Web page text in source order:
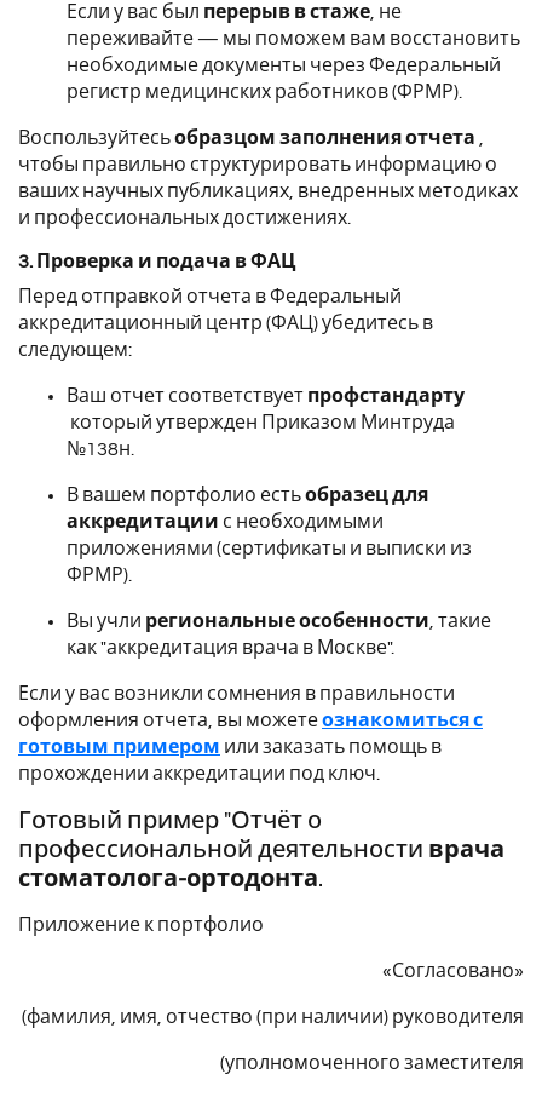
Если у вас был перерыв в стаже , не
переживайте — мы поможем вам восстановить
необходимые документы через Федеральный
регистр медицинских работников (ФРМР).
Воспользуйтесьобразцом заполнения отчета
чтобы правильно структурировать информацию о
ваших научных публикациях, внедренных методиках
и профессиональных достижениях.
3. Проверка и подача в ФАЦ
Перед отправкой отчета в Федеральный
аккредитационный центр (ФАЦ) убедитесь в
следующем:
Ваш отчет соответствует профстандарту
который утвержден Приказом Минтруда
№138н.
В вашем портфолио естьобразец для
аккредитации с необходимыми
приложениями (сертификаты и выписки из
ФРМР).
Вы учли региональные особенности , такие
как "аккредитация врача в Москве".
Если у вас возникли сомнения в правильности
оформления отчета, вы можетеознакомиться с
готовым примером или заказать помощь в
прохождении аккредитации под ключ.
Готовый пример "Отчёт о
профессиональной деятельности врача
стоматолога-ортодонта.
Приложение к портфолио
«Согласовано»
(фамилия, имя, отчество (при наличии) руководителя
(уполномоченного заместителя